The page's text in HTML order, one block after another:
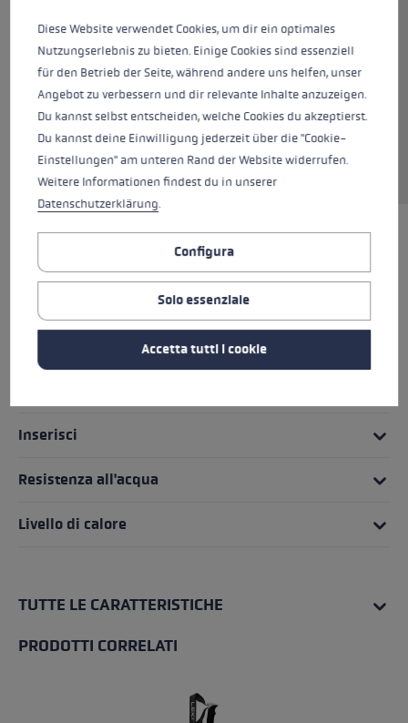
nonché la pelle di pecora morbida e vellutata
sul palmo, assicurano una vestibilità
confortevole. La membrana in SOFT-TEX®
rende impermeabile il guanto, mentre la
fodera in Silk Bemberg offre una particolare
morbidezza. I modelli Zero non sono dotati di
sistema Trigger integrato e sono molto versatili.
Sistema di impugnatura
Inserisci
Resistenza all'acqua
Livello di calore
TUTTE LE CARATTERISTICHE
PRODOTTI CORRELATI
Diese Website verwendet Cookies, um dir ein optimales
Nutzungserlebnis zu bieten. Einige Cookies sind essenziell
für den Betrieb der Seite, während andere uns helfen, unser
Angebot zu verbessern und dir relevante Inhalte anzuzeigen.
Du kannst selbst entscheiden, welche Cookies du akzeptierst.
Du kannst deine Einwilligung jederzeit über die "Cookie-
Einstellungen" am unteren Rand der Website widerrufen.
Weitere Informationen findest du in unserer
Datenschutzerklärung.
Configura
Solo essenziale
Accetta tutti i cookie